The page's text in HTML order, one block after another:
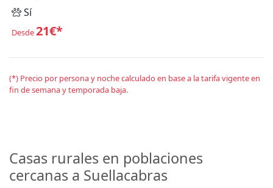
Sí
Desde21€*
(*) Precio por persona y noche calculado en base a la tarifa vigente en
fin de semana y temporada baja.
Casas rurales en poblaciones
cercanas a Suellacabras